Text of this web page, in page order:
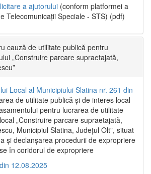
a ajutorului (conform platformei a
Telecomunicații Speciale - STS) (pdf)
cauză de utilitate publică pentru
„Construire parcare supraetajată,
Local al Municipiului Slatina nr. 261 din
de utilitate publică și de interes local
pentru lucrarea de utilitate
„Construire parcare supraetajată,
Municipiul Slatina, Județul Olt”, situat
și declanșarea procedurii de expropriere
în coridorul de expropriere
12.08.2025